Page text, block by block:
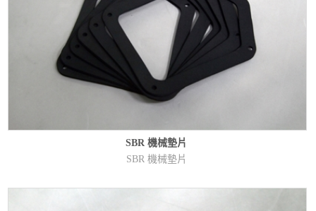
SBR 機械墊片
SBR 機械墊片